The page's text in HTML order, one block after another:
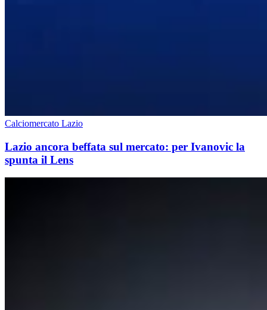
Calciomercato Lazio
Lazio ancora beffata sul mercato: per Ivanovic la
spunta il Lens